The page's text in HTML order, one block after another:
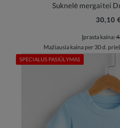
Suknelė mergaitei
30,10
Įprasta kaina:
Mažiausia kaina per 30 d.
SPECIALUS PASIŪLYMAS